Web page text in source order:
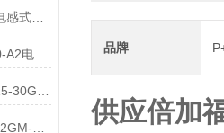
P+F传感器 NBB0,6-3M22-E2电感式传感器介绍
倍加福传感器 NBB15-30GM50-A2电感式传感器相关介绍 品牌
供应倍加